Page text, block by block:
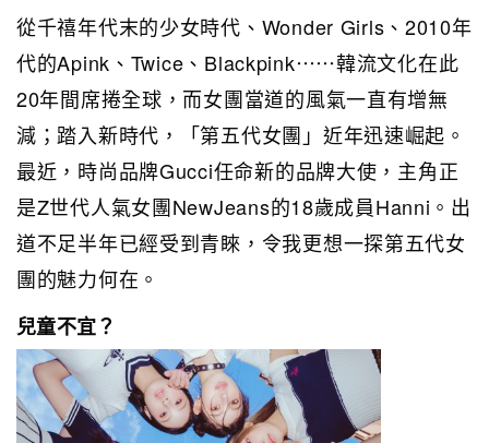
從千禧年代末的少女時代、Wonder Girls、2010年
代的Apink、Twice、Blackpink⋯⋯韓流文化在此
20年間席捲全球，而女團當道的風氣一直有增無
減；踏入新時代，「第五代女團」近年迅速崛起。
最近，時尚品牌Gucci任命新的品牌大使，主角正
是Z世代人氣女團NewJeans的18歲成員Hanni。出
道不足半年已經受到青睞，令我更想一探第五代女
團的魅力何在。
兒童不宜？